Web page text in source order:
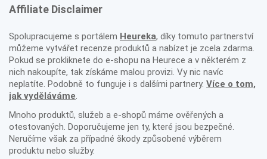
Affiliate Disclaimer
Spolupracujeme s portálem Heureka, díky tomuto partnerství
můžeme vytvářet recenze produktů a nabízet je zcela zdarma.
Pokud se prokliknete do e-shopu na Heurece a v některém z
nich nakoupíte, tak získáme malou provizi. Vy nic navíc
neplatíte. Podobně to funguje i s dalšími partnery. Více o tom,
jak vyděláváme.
Mnoho produktů, služeb a e-shopů máme ověřených a
otestovaných. Doporučujeme jen ty, které jsou bezpečné.
Neručíme však za případné škody způsobené výběrem
produktu nebo služby.